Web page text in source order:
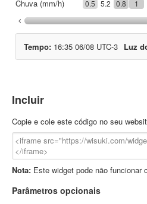
Incluir
Copie e cole este código no seu
Nota: Este widget pode não funcionar
Parâmetros opcionais